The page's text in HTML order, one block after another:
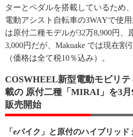
ターとペダルを搭載しているため
電動アシスト自転車の3WAYで使
は原付二種モデルが32万8,900円、
3,000円だが、Makuake では現在割
（価格は全て税10％込み）。
COSWHEEL新型電動モビリ
載の 原付二種「MIRAI」を3
販売開始
「eバイク」と原付のハイブリッ